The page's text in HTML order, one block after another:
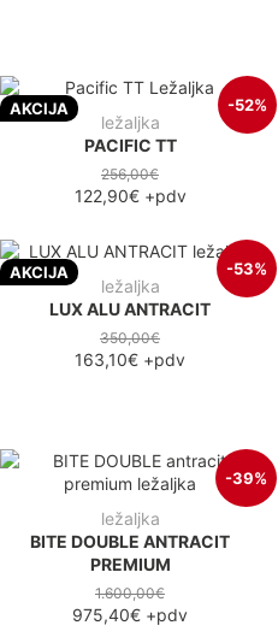
AKCIJA -52%
ležaljka
PACIFIC TT
256,00€
122,90€+pdv
AKCIJA -53%
ležaljka
LUX ALU ANTRACIT
350,00€
163,10€ +pdv
-39%
ležaljka
BITE DOUBLE ANTRACIT
PREMIUM
1.600,00€
975,40€ +pdv